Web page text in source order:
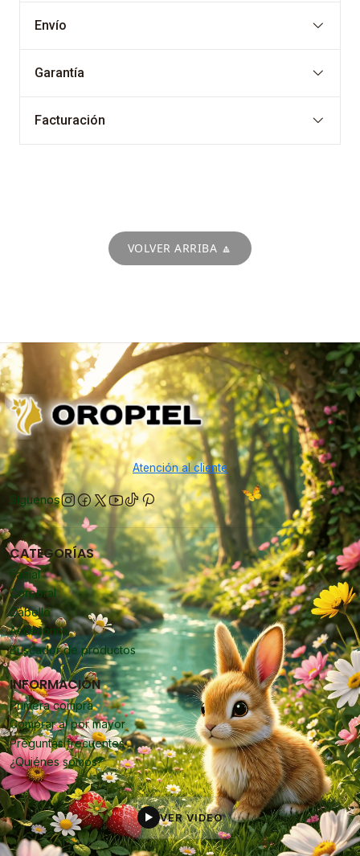
Envío
Garantía
Facturación
VOLVER ARRIBA 🔼
Atención al cliente
Síguenos
CATEGORÍAS
Facial
Corporal
Cabello
Accesorios
Buscador de productos
INFORMACIÓN
Primera compra
Comprar al por mayor
Preguntas frecuentes
¿Quiénes somos?
▶ VER VIDEO